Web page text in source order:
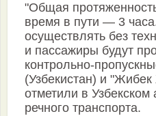
"Общая
время в пути — 3
осуществлять без
и пассажиры будут
контрольно-
(Узбекистан) и
отметили в Узбекском
речного транспорта.